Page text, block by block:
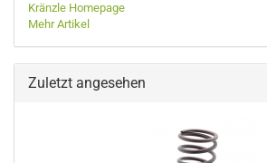
Kränzle Homepage
Mehr Artikel
Zuletzt angesehen